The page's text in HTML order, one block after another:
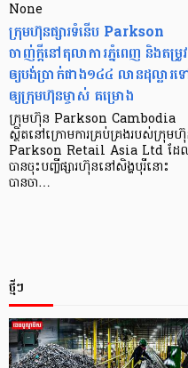
None
ក្រុមហ៊ុនផ្សារទំនើប Parkson
ចាញ់ក្ដីនៅតុលាការភ្នំពេញ និងតម្រូវ
ឲ្យបង់ប្រាក់ជាង១៤៤ លានដុល្លារទ
ឲ្យក្រុមហ៊ុនម្ចាស់ គម្រោង
ក្រុមហ៊ុន Parkson Cambodia
ស្ថិតនៅក្រោមការគ្រប់គ្រងរបស់ក្រុម
Parkson Retail Asia Ltd ដែ
បានចុះបញ្ចីផ្សារហ៊ុននៅសិង្ហបុរីនោះ
បានចា…
ថ្មីៗ